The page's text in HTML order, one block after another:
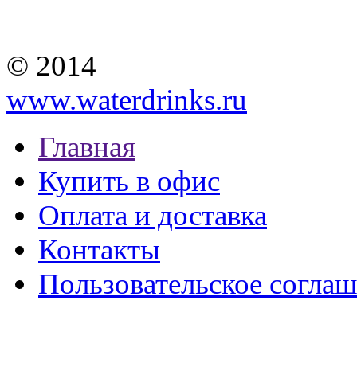
© 2014
www.waterdrinks.ru
Главная
Купить в офис
Оплата и доставка
Контакты
Пользовательское